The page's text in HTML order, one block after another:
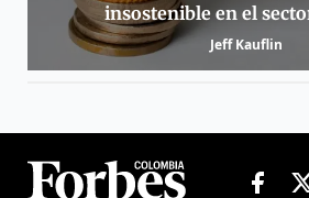
insostenible en el
Jeff Kauflin